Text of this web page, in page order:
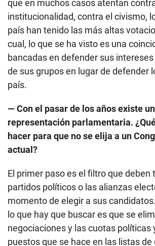
que en muchos casos atentan
institucionalidad, contra el civismo,
país han tenido las más altas
cual, lo que se ha visto es una
bancadas en defender sus
de sus grupos en lugar de defender
país.
— Con el pasar de los años existe
representación parlamentaria.
hacer para que no se elija a un
actual?
El primer paso es el filtro que deben
partidos políticos o las alianzas
momento de elegir a sus
lo que hay que buscar es que se
negociaciones y las cuotas políticas
puestos que se hace en las listas